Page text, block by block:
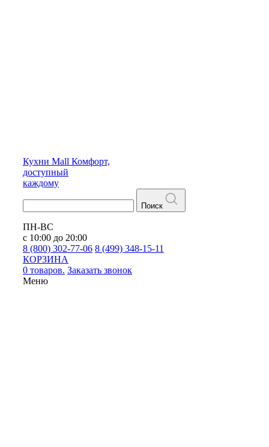
Кухни Mall Комфорт,
доступный
каждому
Поиск
ПН-ВС
с 10:00 до 20:00
8 (800) 302-77-06 8 (499) 348-15-11
КОРЗИНА
0 товаров. Заказать звонок
Меню